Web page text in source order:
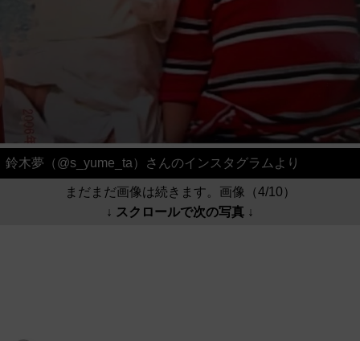
鈴木夢（@s_yume_ta）さんのインスタグラムより
まだまだ画像は続きます。画像（4/10）
↓ スクロールで次の写真 ↓